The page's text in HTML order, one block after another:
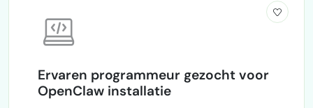
Ervaren programmeur gezocht voor
OpenClaw installatie